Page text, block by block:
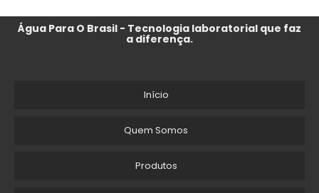
Água Para O Brasil - Tecnologia laboratorial que faz
a diferença.
Início
Quem Somos
Produtos